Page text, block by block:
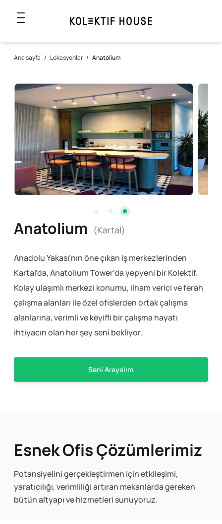
Ana sayfa / Lokasyonlar / Anatolium
Anatolium (Kartal)
Anadolu Yakası’nın öne çıkan iş merkezlerinden
Kartal’da, Anatolium Tower’da yepyeni bir Kolektif.
Kolay ulaşımlı merkezi konumu, ilham verici ve ferah
çalışma alanları ile özel ofislerden ortak çalışma
alanlarına, verimli ve keyifli bir çalışma hayatı
ihtiyacın olan her şey seni bekliyor.
Seni Arayalım
Esnek Ofis Çözümlerimiz
Potansiyelini gerçekleştirmen için etkileşimi,
yaratıcılığı, verimliliği artıran mekanlarda gereken
bütün altyapı ve hizmetleri sunuyoruz.